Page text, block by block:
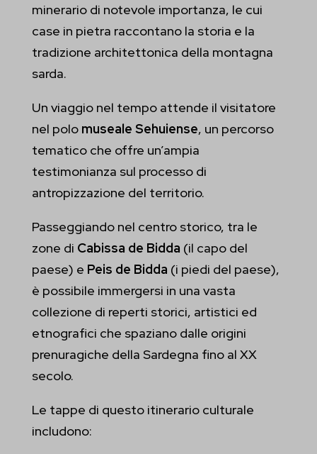
minerario di notevole importanza, le cui
case in pietra raccontano la storia e la
tradizione architettonica della montagna
sarda.
Un viaggio nel tempo attende il visitatore
nel polomuseale Sehuiense, un percorso
tematico che offre un’ampia
testimonianza sul processo di
antropizzazione del territorio.
Passeggiando nel centro storico, tra le
zone di Cabissa de Bidda (il capo del
paese) e Peis de Bidda (i piedi del paese),
è possibile immergersi in una vasta
collezione di reperti storici, artistici ed
etnografici che spaziano dalle origini
prenuragiche della Sardegna fino al XX
secolo.
Le tappe di questo itinerario culturale
includono: